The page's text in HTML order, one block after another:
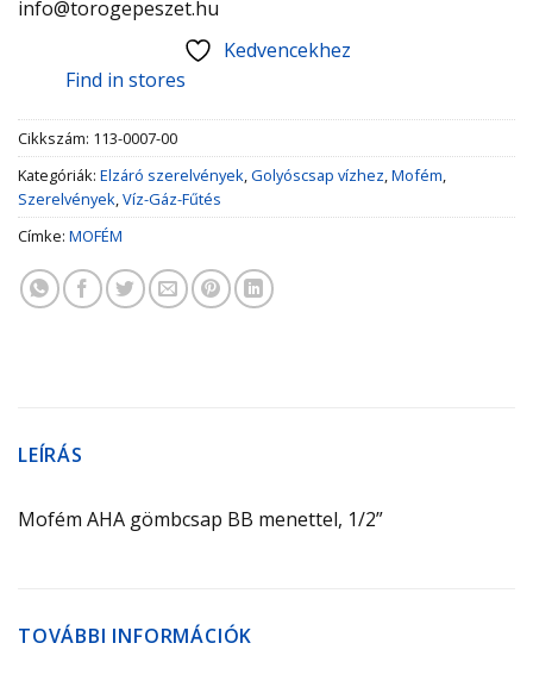
info@torogepeszet.hu
Kedvencekhez
Find in stores
Cikkszám: 113-0007-00
Kategóriák: Elzáró szerelvények,Golyóscsap vízhez,Mofém,
Szerelvények,Víz-Gáz-Fűtés
Címke: MOFÉM
LEÍRÁS
Mofém AHA gömbcsap BB menettel, 1/2”
TOVÁBBI INFORMÁCIÓK